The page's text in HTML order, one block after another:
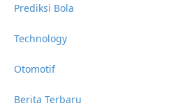
Prediksi Bola
Technology
Otomotif
Berita Terbaru